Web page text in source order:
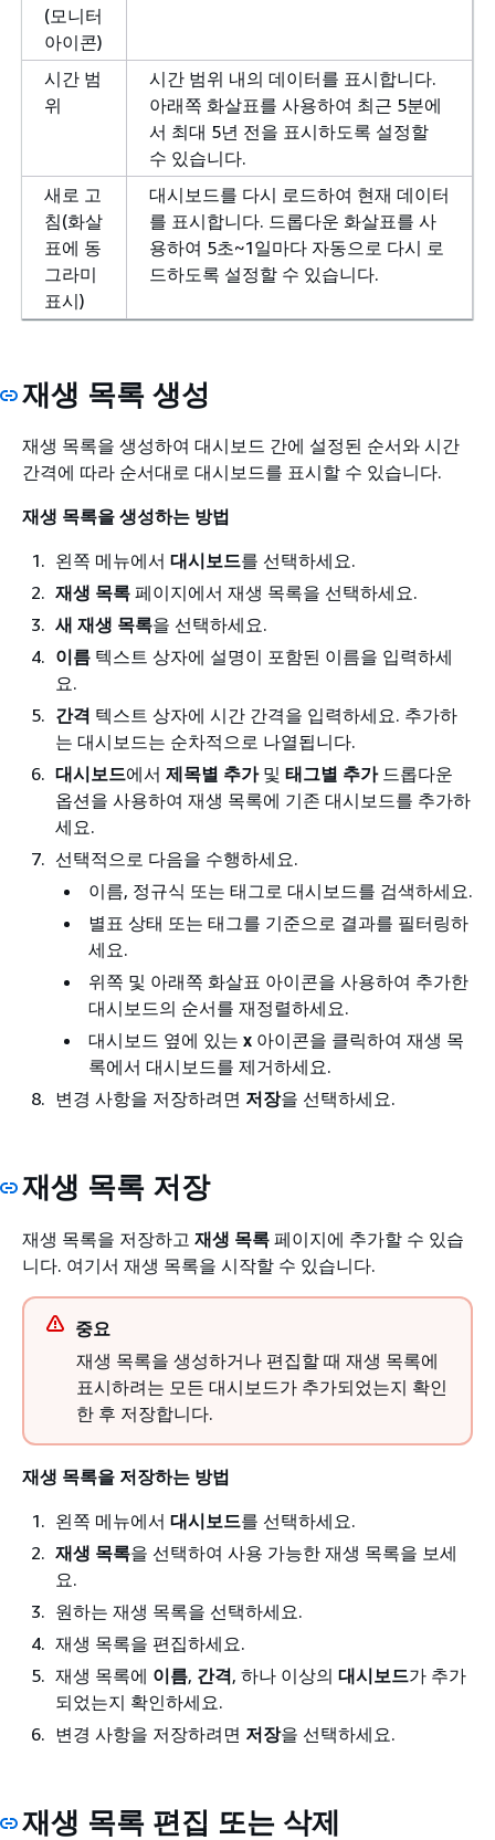
(모니터
아이콘)
시간 범
위
시간 범위 내의 데이터를 표시합니다.
아래쪽 화살표를 사용하여 최근 5분에
서 최대 5년 전을 표시하도록 설정할
수 있습니다.
새로 고
침(화살
표에 동
그라미
표시)
대시보드를 다시 로드하여 현재 데이터
를 표시합니다. 드롭다운 화살표를 사
용하여 5초~1일마다 자동으로 다시 로
드하도록 설정할 수 있습니다.
재생 목록 생성
재생 목록을 생성하여 대시보드 간에 설정된 순서와 시간
간격에 따라 순서대로 대시보드를 표시할 수 있습니다.
재생 목록을 생성하는 방법
왼쪽 메뉴에서 대시보드를 선택하세요.
재생 목록 페이지에서 재생 목록을 선택하세요.
새 재생 목록을 선택하세요.
이름 텍스트 상자에 설명이 포함된 이름을 입력하세
요.
간격 텍스트 상자에 시간 간격을 입력하세요. 추가하
는 대시보드는 순차적으로 나열됩니다.
대시보드에서 제목별 추가및 태그별 추가드롭다운
옵션을 사용하여 재생 목록에 기존 대시보드를 추가하
세요.
선택적으로 다음을 수행하세요.
이름, 정규식 또는 태그로 대시보드를 검색하세요.
별표 상태 또는 태그를 기준으로 결과를 필터링하
세요.
위쪽 및 아래쪽 화살표 아이콘을 사용하여 추가한
대시보드의 순서를 재정렬하세요.
대시보드 옆에 있는 x 아이콘을 클릭하여 재생 목
록에서 대시보드를 제거하세요.
변경 사항을 저장하려면 저장을 선택하세요.
재생 목록 저장
재생 목록을 저장하고 재생 목록 페이지에 추가할 수 있습
니다. 여기서 재생 목록을 시작할 수 있습니다.
중요
재생 목록을 생성하거나 편집할 때 재생 목록에
표시하려는 모든 대시보드가 추가되었는지 확인
한 후 저장합니다.
재생 목록을 저장하는 방법
왼쪽 메뉴에서 대시보드를 선택하세요.
재생 목록을 선택하여 사용 가능한 재생 목록을 보세
요.
원하는 재생 목록을 선택하세요.
재생 목록을 편집하세요.
재생 목록에 이름, 간격, 하나 이상의 대시보드가 추가
되었는지 확인하세요.
변경 사항을 저장하려면 저장을 선택하세요.
재생 목록 편집 또는 삭제